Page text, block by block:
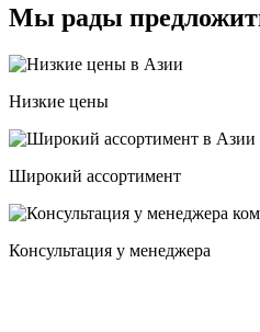
Мы рады
Низкие цены
Широкий ассортимент
Консультация у менеджера